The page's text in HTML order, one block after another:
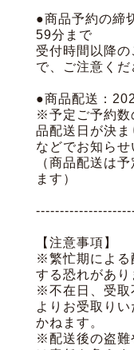
●商品予約の締
59分まで
受付時間以降
で、ご注意くだ
●商品配送：
※予定ご予約数
品配送日が決
などでお知らせ
（商品配送は
ます）
【注意事項】
※繁忙期による
する恐れがあり
※不在日、受取
よりお受取り
かねます。
※配送後の盗難